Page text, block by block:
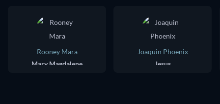
Rooney Mara
Mary Magdalene
Joaquin Phoenix
Jesus